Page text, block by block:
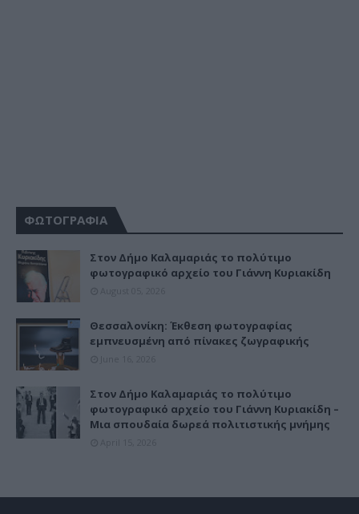
ΦΩΤΟΓΡΑΦΙΑ
Στον Δήμο Καλαμαριάς το πολύτιμο
φωτογραφικό αρχείο του Γιάννη Κυριακίδη
Θεσσαλονίκη: Έκθεση φωτογραφίας
εμπνευσμένη από πίνακες ζωγραφικής
Στον Δήμο Καλαμαριάς το πολύτιμο
φωτογραφικό αρχείο του Γιάννη Κυριακίδη –
Μια σπουδαία δωρεά πολιτιστικής μνήμης